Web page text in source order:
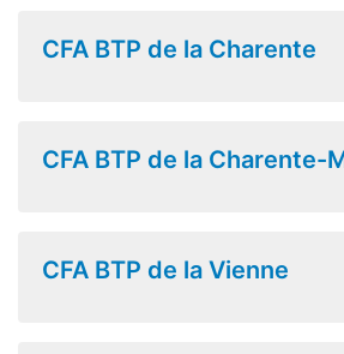
CFA BTP de la Charente
CFA BTP de la Charente-
CFA BTP de la Vienne